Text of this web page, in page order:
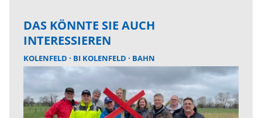
DAS KÖNNTE SIE AUCH
INTERESSIEREN
KOLENFELD BI KOLENFELD BAHN